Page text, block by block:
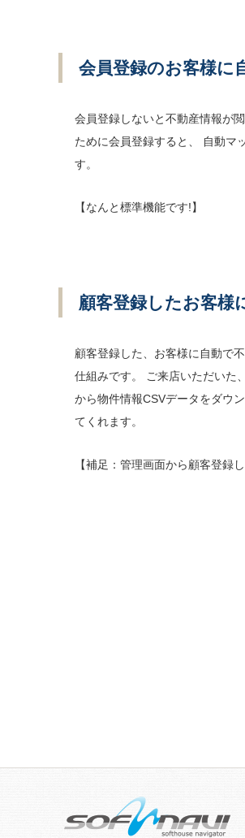
会員登録のお客様に
会員登録しないと不動産情報が
ために会員登録すると、 自動マ
す。
【なんと標準機能です!】
顧客登録したお客様
顧客登録した、お客様に自動で
仕組みです。 ご来店いただいた
から物件情報CSVデータをダウ
てくれます。
【補足：管理画面から顧客登録